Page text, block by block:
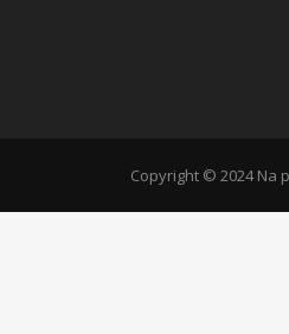
Copyright © 2024 Na